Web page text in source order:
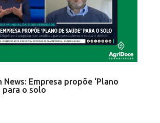
News: Empresa propõe ‘Plano
para o solo